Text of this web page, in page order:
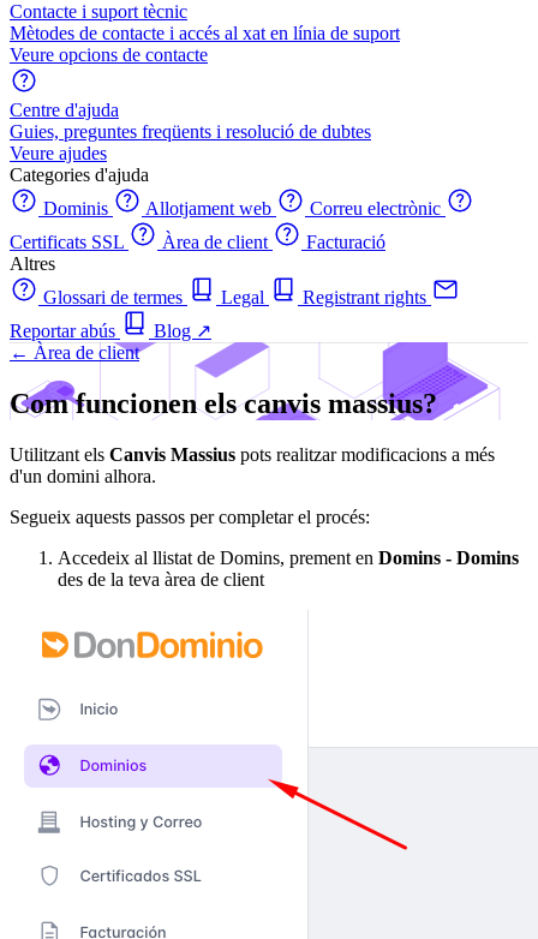
Contacte i suport tècnic
Mètodes de contacte i accés al xat en línia de suport
Veure opcions de contacte
Centre d'ajuda
Guies, preguntes freqüents i resolució de dubtes
Veure ajudes
Categories d'ajuda
Dominis
Allotjament web
Correu electrònic
Certificats SSL
Àrea de client
Facturació
Altres
Glossari de termes
Legal
Registrant rights
Reportar abús
Blog ↗
← Àrea de client
Com funcionen els canvis massius?
Utilitzant els Canvis Massius pots realitzar modificacions a més
d'un domini alhora.
Segueix aquests passos per completar el procés:
Accedeix al llistat de Domins, prement en Domins - Domins
des de la teva àrea de client